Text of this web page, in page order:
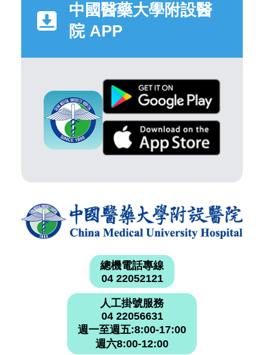
中國醫藥大學附設醫
院 APP
總機電話專線
04 22052121
人工掛號服務
04 22056631
週一至週五:8:00-17:00
週六8:00-12:00